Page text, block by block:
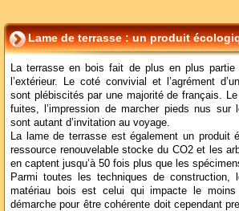
Lame de terrasse : un produit
La terrasse en bois fait de plus en plus partie
l’extérieur. Le coté convivial et l’agrément
sont plébiscités par une majorité de français.
fuites, l’impression de marcher pieds nus sur
sont autant d’invitation au voyage.
La lame de terrasse est également un produit
ressource renouvelable stocke du CO2 et les
en captent jusqu’à 50 fois plus que les
Parmi toutes les techniques de construction,
matériau bois est celui qui impacte le
démarche pour être cohérente doit cependant